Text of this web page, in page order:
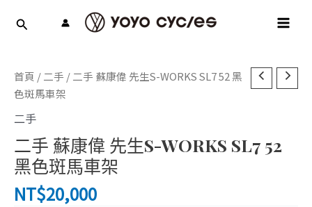
首頁 / 二手 / 二手 蘇康偉 先生S-WORKS SL7 52 黑
色斑馬車架
二手
二手 蘇康偉 先生S-WORKS SL7 52
黑色斑馬車架
NT$20,000